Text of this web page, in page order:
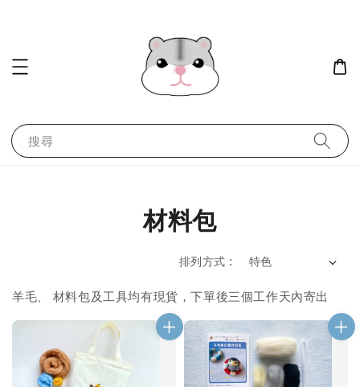
搜尋
材料包
排列方式 :
羊毛 材料包及工具均有現貨，下單後三個工作天內寄出